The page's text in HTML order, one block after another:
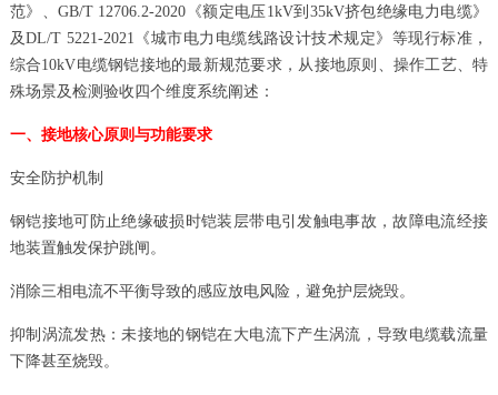
范》、GB/T 12706.2-2020《额定电压1kV到35kV挤包绝缘电力电缆》
及DL/T 5221-2021《城市电力电缆线路设计技术规定》等现行标准，
综合10kV电缆钢铠接地的最新规范要求，从接地原则、操作工艺、特
殊场景及检测验收四个维度系统阐述：
一、接地核心原则与功能要求
安全防护机制
钢铠接地可防止绝缘破损时铠装层带电引发触电事故，故障电流经接
地装置触发保护跳闸。
消除三相电流不平衡导致的感应放电风险，避免护层烧毁。
抑制涡流发热：未接地的钢铠在大电流下产生涡流，导致电缆载流量
下降甚至烧毁。